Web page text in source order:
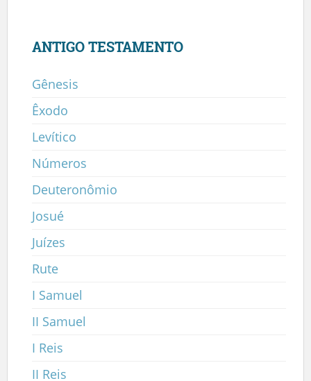
ANTIGO TESTAMENTO
Gênesis
Êxodo
Levítico
Números
Deuteronômio
Josué
Juízes
Rute
I Samuel
II Samuel
I Reis
II Reis